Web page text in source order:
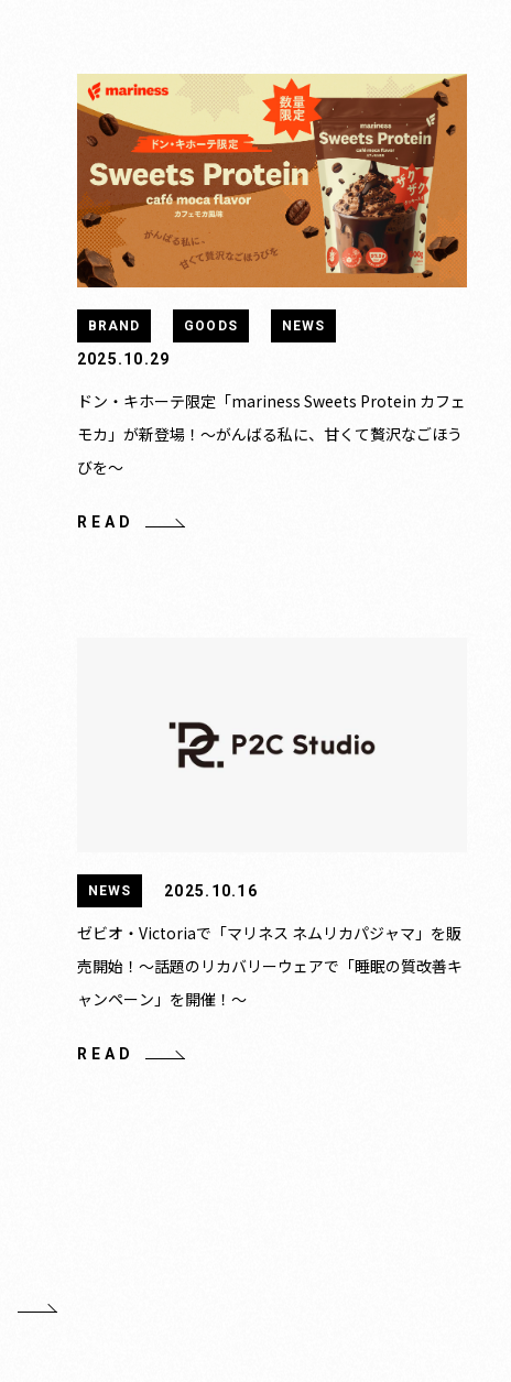
BRAND GOODS NEWS
2025.10.29
ドン・キホーテ限定「mariness Sweets Protein カフェ
モカ」が新登場！〜がんばる私に、甘くて贅沢なごほう
びを〜
READ
NEWS 2025.10.16
ゼビオ・Victoriaで「マリネス ネムリカパジャマ」を販
売開始！〜話題のリカバリーウェアで「睡眠の質改善キ
ャンペーン」を開催！〜
READ